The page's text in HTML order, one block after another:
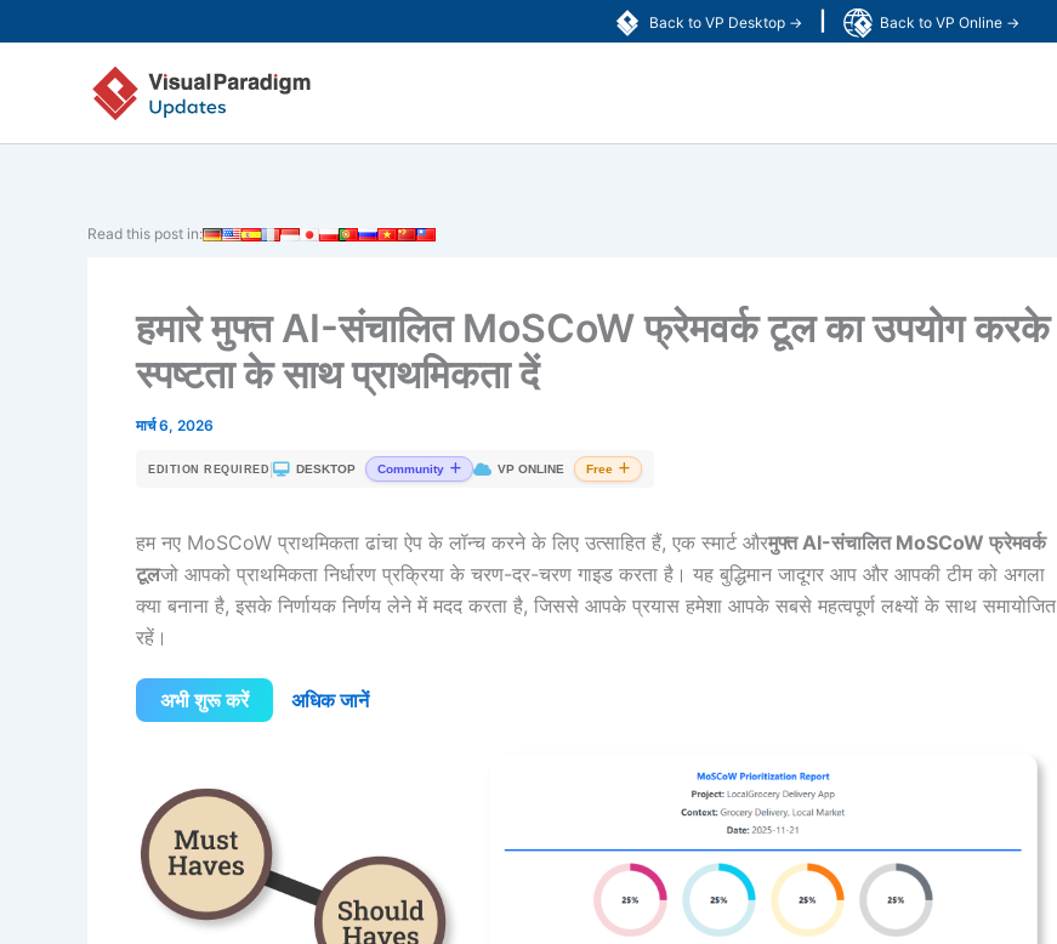
Back to VP Desktop → Back to VP Online →
to
Read this post in:
हमारे मुफ्त AI-संचालित MoSCoW फ्रेमवर्क टूल का उपयोग करके
स्पष्टता के साथ प्राथमिकता दें
मार्च 6, 2026
EDITION REQUIRED DESKTOP Community VP ONLINE Free
हम नए MoSCoW प्राथमिकता ढांचा ऐप के लॉन्च करने के लिए उत्साहित हैं, एक स्मार्ट औरमुफ्त AI-संचालित MoSCoW फ्रेमवर्क
टूलजो आपको प्राथमिकता निर्धारण प्रक्रिया के चरण-दर-चरण गाइड करता है। यह बुद्धिमान जादूगर आप और आपकी टीम को अगला
क्या बनाना है, इसके निर्णायक निर्णय लेने में मदद करता है, जिससे आपके प्रयास हमेशा आपके सबसे महत्वपूर्ण लक्ष्यों के साथ समायोजित
रहें।
अभी शुरू करें अधिक जानें